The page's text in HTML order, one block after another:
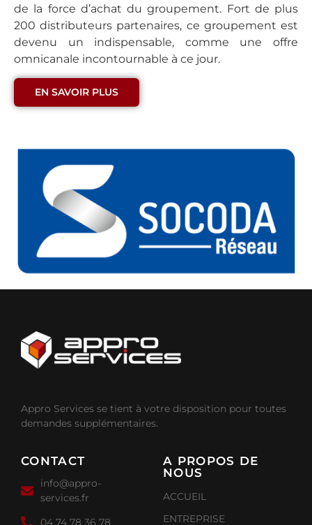
de la force d’achat du groupement. Fort de plus
200 distributeurs partenaires, ce groupement est
devenu un indispensable, comme une offre
omnicanale incontournable à ce jour.
EN SAVOIR PLUS
Appro Services se tient à votre disposition pour toutes
demandes supplémentaires.
CONTACT
info@appro-
services.fr
04 74 78 36 78
A PROPOS DE
NOUS
ACCUEIL
ENTREPRISE